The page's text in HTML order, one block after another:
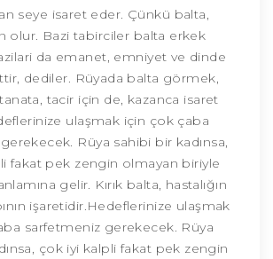
seye isaret eder. Çünkü balta,
olur. Bazi tabirciler balta erkek
da emanet, emniyet ve dinde
dediler. Rüyada balta görmek,
tacir için de, kazanca isaret
ulaşmak için çok çaba
Rüya sahibi bir kadınsa,
fakat pek zengin olmayan biriyle
gelir. Kırık balta, hastalığın
işaretidir.Hedeflerinize ulaşmak
sarfetmeniz gerekecek. Rüya
çok iyi kalpli fakat pek zengin